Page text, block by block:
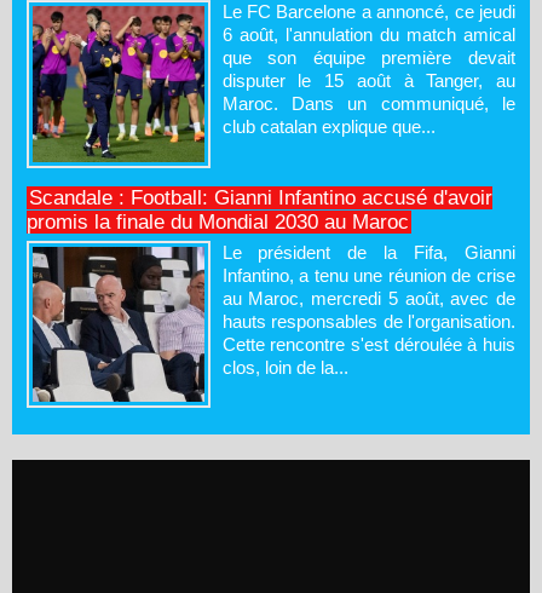
Le FC Barcelone a annoncé, ce jeudi
6 août, l'annulation du match amical
que son équipe première devait
disputer le 15 août à Tanger, au
Maroc. Dans un communiqué, le
club catalan explique que...
Scandale : Football: Gianni Infantino accusé d'avoir
promis la finale du Mondial 2030 au Maroc
Le président de la Fifa, Gianni
Infantino, a tenu une réunion de crise
au Maroc, mercredi 5 août, avec de
hauts responsables de l'organisation.
Cette rencontre s'est déroulée à huis
clos, loin de la...